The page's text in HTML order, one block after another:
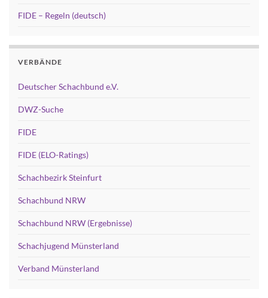
FIDE – Regeln (deutsch)
VERBÄNDE
Deutscher Schachbund e.V.
DWZ-Suche
FIDE
FIDE (ELO-Ratings)
Schachbezirk Steinfurt
Schachbund NRW
Schachbund NRW (Ergebnisse)
Schachjugend Münsterland
Verband Münsterland